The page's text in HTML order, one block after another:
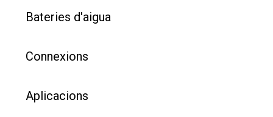
Bateries d'aigua
Connexions
Aplicacions